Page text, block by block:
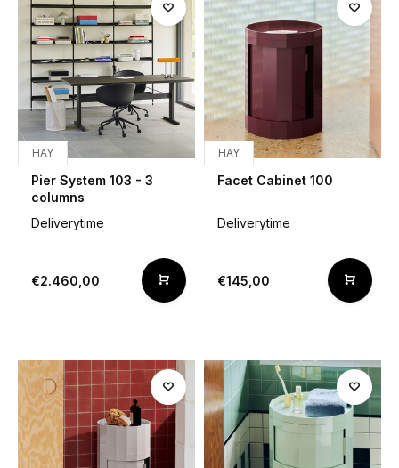
HAY
Pier System 103 - 3
columns
Deliverytime
€2.460,00
HAY
Facet Cabinet 100
Deliverytime
€145,00